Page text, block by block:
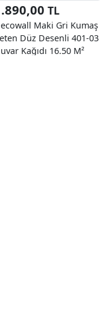
TL
Maki Gri Kumaş
Düz Desenli 401-03
Kağıdı 16.50 M²